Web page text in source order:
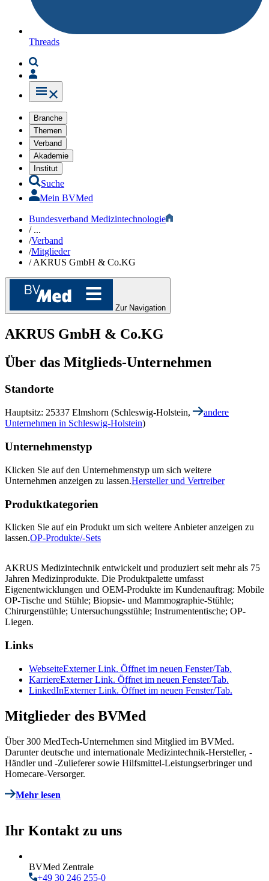
Threads
Branche
Themen
Verband
Akademie
Institut
Suche
Mein BVMed
Bundesverband Medizintechnologie
/...
/Verband
/Mitglieder
/AKRUS GmbH & Co.KG
Zur Navigation
AKRUS GmbH & Co.KG
Über das Mitglieds-Unternehmen
Standorte
Hauptsitz: 25337 Elmshorn (Schleswig-Holstein,
andere
Unternehmen in Schleswig-Holstein)
Unternehmenstyp
Klicken Sie auf den Unternehmenstyp um sich weitere
Unternehmen anzeigen zu lassen.Hersteller und Vertreiber
Produktkategorien
Klicken Sie auf ein Produkt um sich weitere Anbieter anzeigen zu
lassen.OP-Produkte/-Sets
AKRUS Medizintechnik entwickelt und produziert seit mehr als 75
Jahren Medizinprodukte. Die Produktpalette umfasst
Eigenentwicklungen und OEM-Produkte im Kundenauftrag: Mobile
OP-Tische und Stühle; Biopsie- und Mammographie-Stühle;
Chirurgenstühle; Untersuchungsstühle; Instrumententische; OP-
Liegen.
Links
WebseiteExterner Link. Öffnet im neuen Fenster/Tab.
KarriereExterner Link. Öffnet im neuen Fenster/Tab.
LinkedInExterner Link. Öffnet im neuen Fenster/Tab.
Mitglieder des BVMed
Über 300 MedTech-Unternehmen sind Mitglied im BVMed.
Darunter deutsche und internationale Medizintechnik-Hersteller, -
Händler und -Zulieferer sowie Hilfsmittel-Leistungserbringer und
Homecare-Versorger.
Mehr lesen
Ihr Kontakt zu uns
BVMed Zentrale
+49 30 246 255-0